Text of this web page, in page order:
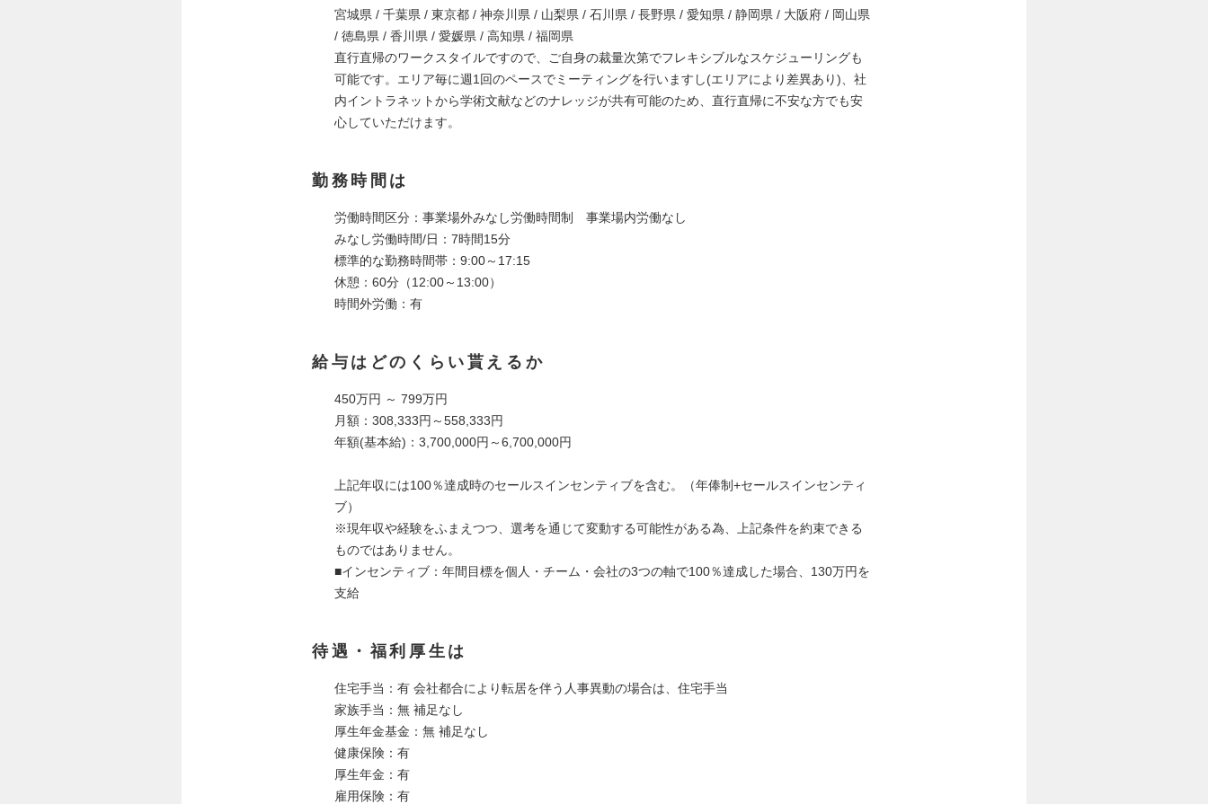
宮城県 / 千葉県 / 東京都 / 神奈川県 / 山梨県 / 石川県 / 長野県 / 愛知県 / 静岡県 / 大阪府 / 岡山県
/ 徳島県 / 香川県 / 愛媛県 / 高知県 / 福岡県
直行直帰のワークスタイルですので、ご自身の裁量次第でフレキシブルなスケジューリングも
可能です。エリア毎に週1回のペースでミーティングを行いますし(エリアにより差異あり)、社
内イントラネットから学術文献などのナレッジが共有可能のため、直行直帰に不安な方でも安
心していただけます。
勤務時間は
労働時間区分：事業場外みなし労働時間制 事業場内労働なし
みなし労働時間/日：7時間15分
標準的な勤務時間帯：9:00～17:15
休憩：60分（12:00～13:00）
時間外労働：有
給与はどのくらい貰えるか
450万円 ～ 799万円
月額：308,333円～558,333円
年額(基本給)：3,700,000円～6,700,000円
上記年収には100％達成時のセールスインセンティブを含む。（年俸制+セールスインセンティ
ブ）
※現年収や経験をふまえつつ、選考を通じて変動する可能性がある為、上記条件を約束できる
ものではありません。
■インセンティブ：年間目標を個人・チーム・会社の3つの軸で100％達成した場合、130万円を
支給
待遇・福利厚生は
住宅手当：有 会社都合により転居を伴う人事異動の場合は、住宅手当
家族手当：無 補足なし
厚生年金基金：無 補足なし
健康保険：有
厚生年金：有
雇用保険：有